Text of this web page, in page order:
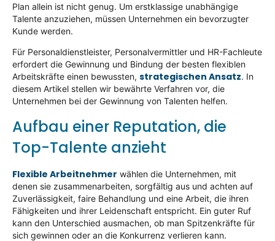
Plan allein ist nicht genug. Um erstklassige unabhängige
Talente anzuziehen, müssen Unternehmen ein bevorzugter
Kunde werden.
Für Personaldienstleister, Personalvermittler und HR-Fachleute
erfordert die Gewinnung und Bindung der besten flexiblen
Arbeitskräfte einen bewussten, strategischen Ansatz. In
diesem Artikel stellen wir bewährte Verfahren vor, die
Unternehmen bei der Gewinnung von Talenten helfen.
Aufbau einer Reputation, die
Top-Talente anzieht
Flexible Arbeitnehmer wählen die Unternehmen, mit
denen sie zusammenarbeiten, sorgfältig aus und achten auf
Zuverlässigkeit, faire Behandlung und eine Arbeit, die ihren
Fähigkeiten und ihrer Leidenschaft entspricht. Ein guter Ruf
kann den Unterschied ausmachen, ob man Spitzenkräfte für
sich gewinnen oder an die Konkurrenz verlieren kann.